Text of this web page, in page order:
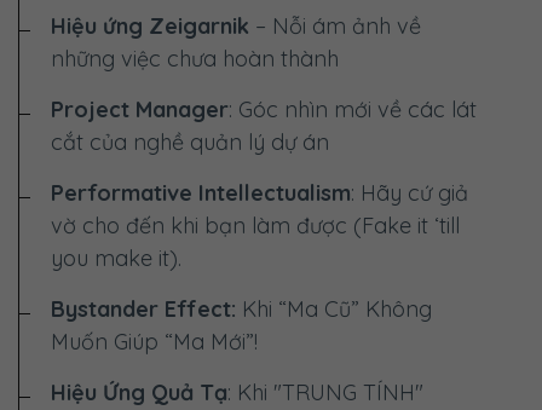
Hiệu ứng Zeigarnik – Nỗi ám ảnh về
những việc chưa hoàn thành
Project Manager: Góc nhìn mới về các lát
cắt của nghề quản lý dự án
Performative Intellectualism: Hãy cứ giả
vờ cho đến khi bạn làm được (Fake it ‘till
you make it).
Bystander Effect: Khi “Ma Cũ” Không
Muốn Giúp “Ma Mới”!
Hiệu Ứng Quả Tạ: Khi "TRUNG TÍNH"